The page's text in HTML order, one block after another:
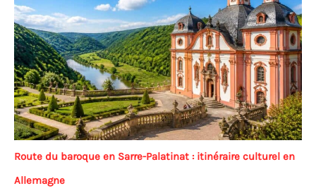
Route du baroque en Sarre-Palatinat : itinéraire culturel en
Allemagne